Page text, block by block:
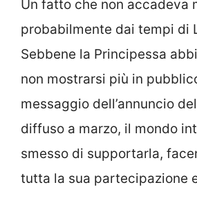
Un fatto che non accadeva
probabilmente dai tempi di
Sebbene la Principessa
non mostrarsi più in
messaggio dell’annuncio
diffuso a marzo, il mondo
smesso di supportarla,
tutta la sua partecipazione